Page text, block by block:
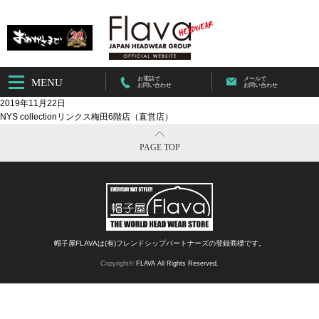
MENU
お電話で
お問い合わせ
メールで
お問い合わせ
2019年11月22日
NYS collectionリンクス梅田6階店（直営店）
PAGE TOP
帽子屋FLAVAは(有)フレンドシップパートナーズの登録商標です。
Copyright© FLAVA All Rights Reserved.